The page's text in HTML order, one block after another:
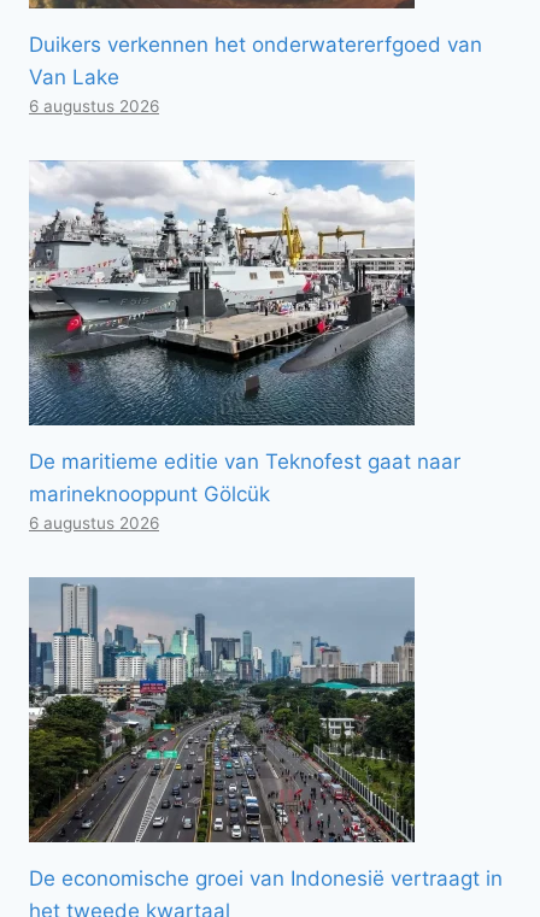
Duikers verkennen het onderwatererfgoed van
Van Lake
6 augustus 2026
De maritieme editie van Teknofest gaat naar
marineknooppunt Gölcük
6 augustus 2026
De economische groei van Indonesië vertraagt ​​in
het tweede kwartaal